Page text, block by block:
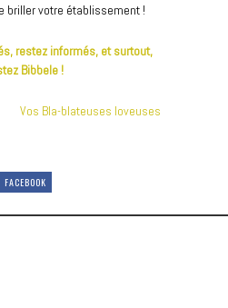
briller votre établissement !
restez informés, et surtout,
Bibbele !
Vos Bla-blateuses loveuses
FACEBOOK